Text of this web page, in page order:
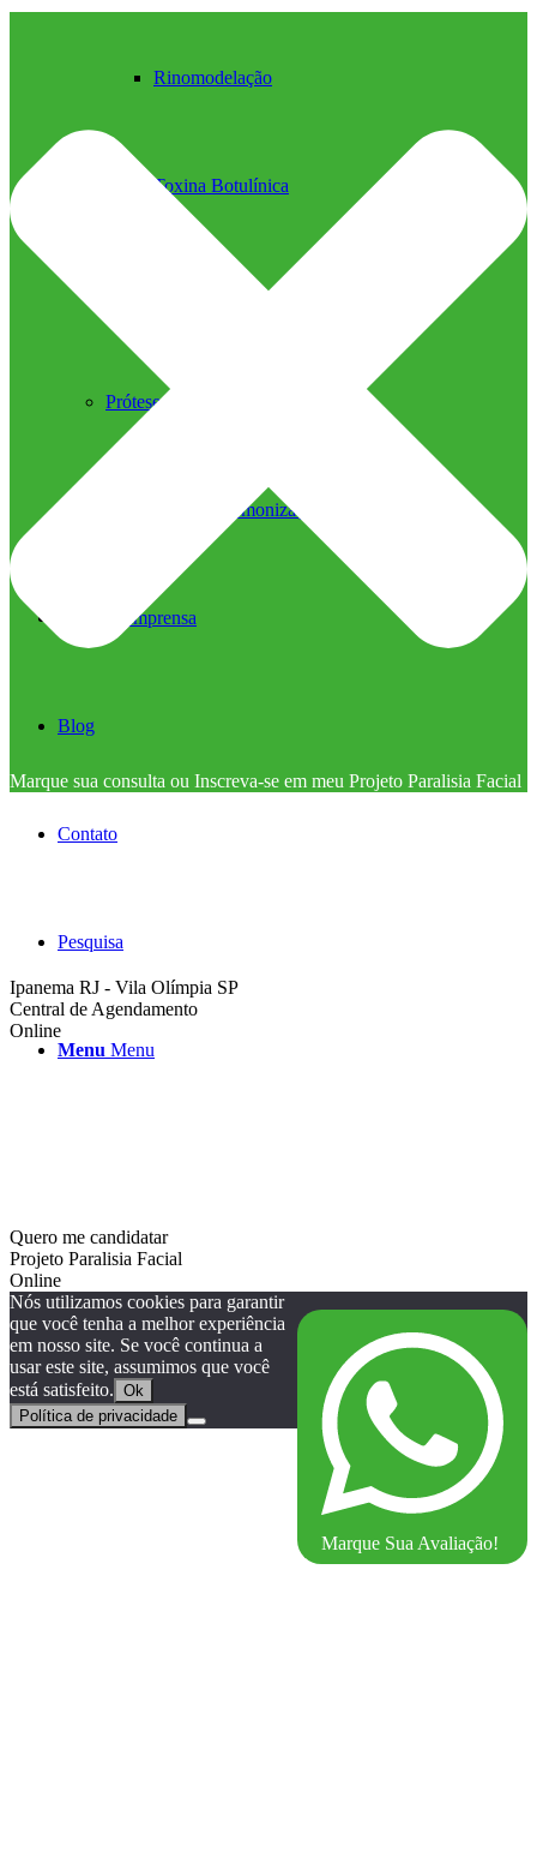
Rinomodelação
Toxina Botulínica
Ultrassom Microfocado
Próteses Faciais
Segurança na Harmonização
Imprensa
Blog
Contato
Pesquisa
Menu Menu
Marque sua consulta ou Inscreva-se em meu Projeto Paralisia Facial
Ipanema RJ - Vila Olímpia SP
Central de Agendamento
Online
Quero me candidatar
Projeto Paralisia Facial
Online
Marque Sua Avaliação!
Nós utilizamos cookies para garantir
que você tenha a melhor experiência
em nosso site. Se você continua a
usar este site, assumimos que você
está satisfeito. Ok
Política de privacidade